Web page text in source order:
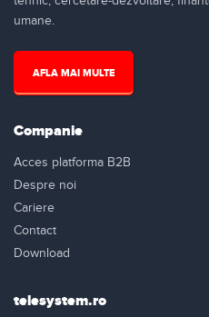
umane.
AFLA MAI MULTE
Companie
Acces platforma B2B
Despre noi
Cariere
Contact
Download
telesystem.ro